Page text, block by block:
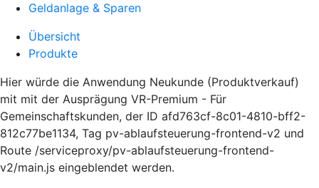
Geldanlage & Sparen
Übersicht
Produkte
Hier würde die Anwendung Neukunde (Produktverkauf)
mit mit der Ausprägung VR-Premium - Für
Gemeinschaftskunden, der ID afd763cf-8c01-4810-bff2-
812c77be1134, Tag pv-ablaufsteuerung-frontend-v2 und
Route /serviceproxy/pv-ablaufsteuerung-frontend-
v2/main.js eingeblendet werden.